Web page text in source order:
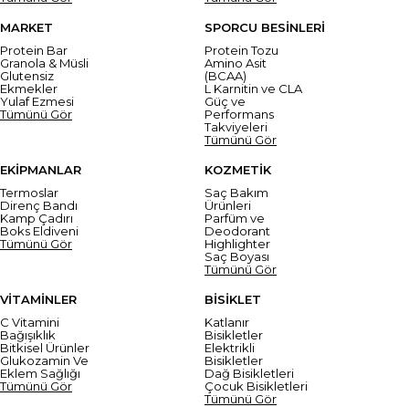
MARKET
Protein Bar
Granola & Müsli
Glutensiz
Ekmekler
Yulaf Ezmesi
Tümünü Gör
SPORCU BESİNLERİ
Protein Tozu
Amino Asit
(BCAA)
L Karnitin ve CLA
Güç ve
Performans
Takviyeleri
Tümünü Gör
EKİPMANLAR
Termoslar
Direnç Bandı
Kamp Çadırı
Boks Eldiveni
Tümünü Gör
KOZMETİK
Saç Bakım
Ürünleri
Parfüm ve
Deodorant
Highlighter
Saç Boyası
Tümünü Gör
VİTAMİNLER
C Vitamini
Bağışıklık
Bitkisel Ürünler
Glukozamin Ve
Eklem Sağlığı
Tümünü Gör
BİSİKLET
Katlanır
Bisikletler
Elektrikli
Bisikletler
Dağ Bisikletleri
Çocuk Bisikletleri
Tümünü Gör